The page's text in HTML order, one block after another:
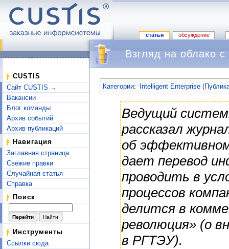
статья обсуждение
CUSTIS
Сайт CUSTIS →
Вакансии
Блог команды
Архив событий
Архив публикаций
Навигация
Заглавная страница
Свежие правки
Случайная статья
Справка
Поиск
Инструменты
Ссылки сюда
Взгляд на облако
Категории: Intelligent Enterprise
Ведущий
рассказал
об
дает перевод
проводить в
процессов
делится в
революция» (о
в РГТЭУ).